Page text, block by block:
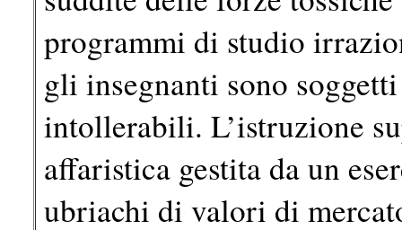
programmi di studio
gli insegnanti sono
intollerabili. L’istruzione
affaristica gestita da un
ubriachi di valori di